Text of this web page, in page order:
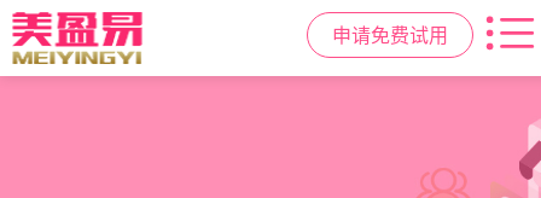
申请免费试用